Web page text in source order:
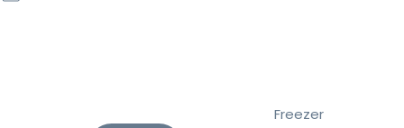
Freezer